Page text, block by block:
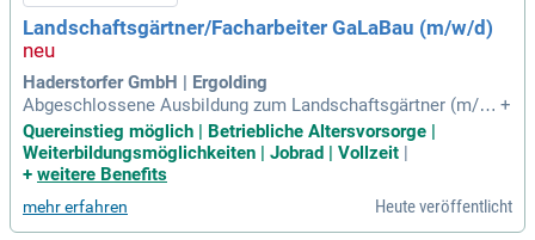
Landschaftsgärtner/Facharbeiter GaLaBau (m/w/d)
Haderstorfer GmbH | Ergolding
Abgeschlossene Ausbildung zum Landschaftsgärtner (m/w/
d) oder Berufserfahrung in einem vergleichbaren Handwerk
(gerne auch motivierte Quereinsteiger); Erfahrung im Führen
von Baumaschinen (Lader, Bagger) wünschenswert; Teamfä
+
Quereinstieg möglich | Betriebliche Altersvorsorge |
Weiterbildungsmöglichkeiten | Jobrad | Vollzeit |
+ weitere Benefits
mehr erfahren Heute veröffentlicht